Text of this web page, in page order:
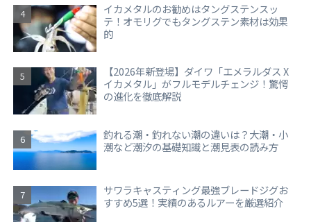
イカメタルのお勧めはタングステンスッ
テ！オモリグでもタングステン素材は効果
的
【2026年新登場】ダイワ「エメラルダス X
イカメタル」がフルモデルチェンジ！驚愕
の進化を徹底解説
釣れる潮・釣れない潮の違いは？大潮・小
潮など潮汐の基礎知識と潮見表の読み方
サワラキャスティング最強ブレードジグお
すすめ5選！実績のあるルアーを厳選紹介